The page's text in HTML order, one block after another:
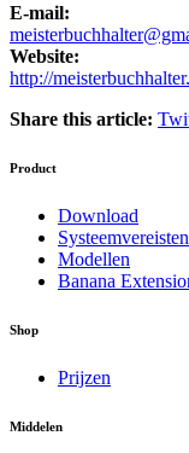
E-mail:
Website:
http://
Share this article:
Product
Download
Systeemvereisten
Modellen
Banana
Shop
Prijzen
Middelen